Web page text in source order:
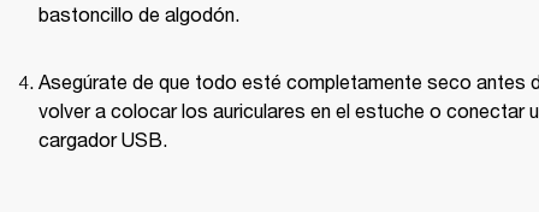
bastoncillo de algodón.
Asegúrate de que todo esté completamente seco antes
volver a colocar los auriculares en el estuche o conectar
cargador USB.